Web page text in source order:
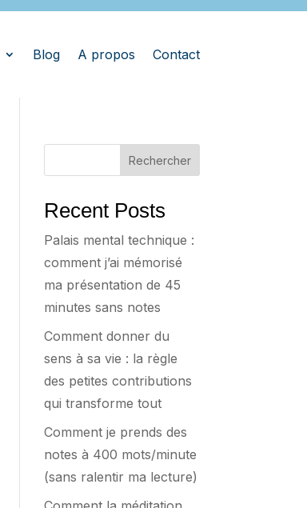
Blog A propos Contact
Rechercher
Recent Posts
Palais mental technique :
comment j’ai mémorisé
ma présentation de 45
minutes sans notes
Comment donner du
sens à sa vie : la règle
des petites contributions
qui transforme tout
Comment je prends des
notes à 400 mots/minute
(sans ralentir ma lecture)